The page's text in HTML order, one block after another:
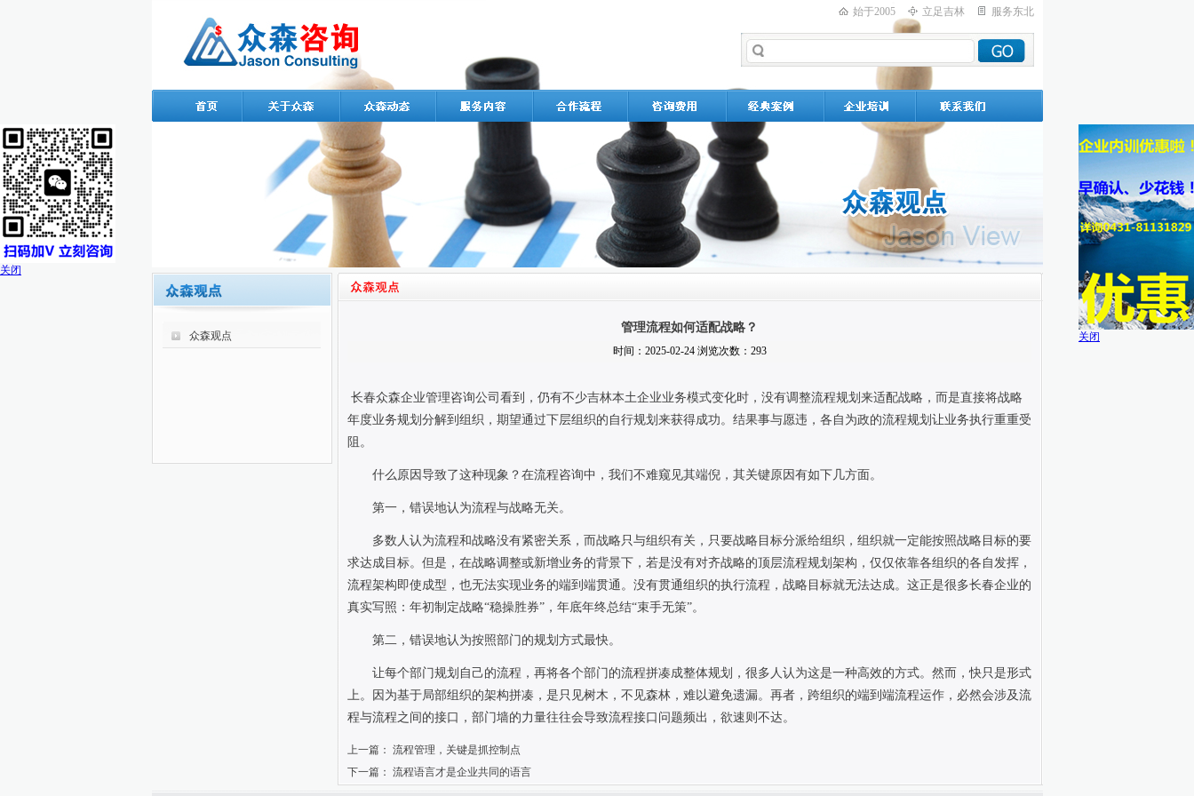
始于2005 立足吉林 服务东北
众森观点
管理流程如何适配战略？
时间：2025-02-24 浏览次数：293
长春众森企业管理咨询公司看到，仍有不少吉林本土企业业务模式变化时，没有调整流程规划来适配战略，而是直接将战略
年度业务规划分解到组织，期望通过下层组织的自行规划来获得成功。结果事与愿违，各自为政的流程规划让业务执行重重受
阻。
什么原因导致了这种现象？在流程咨询中，我们不难窥见其端倪，其关键原因有如下几方面。
第一，错误地认为流程与战略无关。
多数人认为流程和战略没有紧密关系，而战略只与组织有关，只要战略目标分派给组织，组织就一定能按照战略目标的要
求达成目标。但是，在战略调整或新增业务的背景下，若是没有对齐战略的顶层流程规划架构，仅仅依靠各组织的各自发挥，
流程架构即使成型，也无法实现业务的端到端贯通。没有贯通组织的执行流程，战略目标就无法达成。这正是很多长春企业的
真实写照：年初制定战略“稳操胜券”，年底年终总结“束手无策”。
第二，错误地认为按照部门的规划方式最快。
让每个部门规划自己的流程，再将各个部门的流程拼凑成整体规划，很多人认为这是一种高效的方式。然而，快只是形式
上。因为基于局部组织的架构拼凑，是只见树木，不见森林，难以避免遗漏。再者，跨组织的端到端流程运作，必然会涉及流
程与流程之间的接口，部门墙的力量往往会导致流程接口问题频出，欲速则不达。
上一篇： 流程管理，关键是抓控制点
下一篇： 流程语言才是企业共同的语言
关闭
关闭